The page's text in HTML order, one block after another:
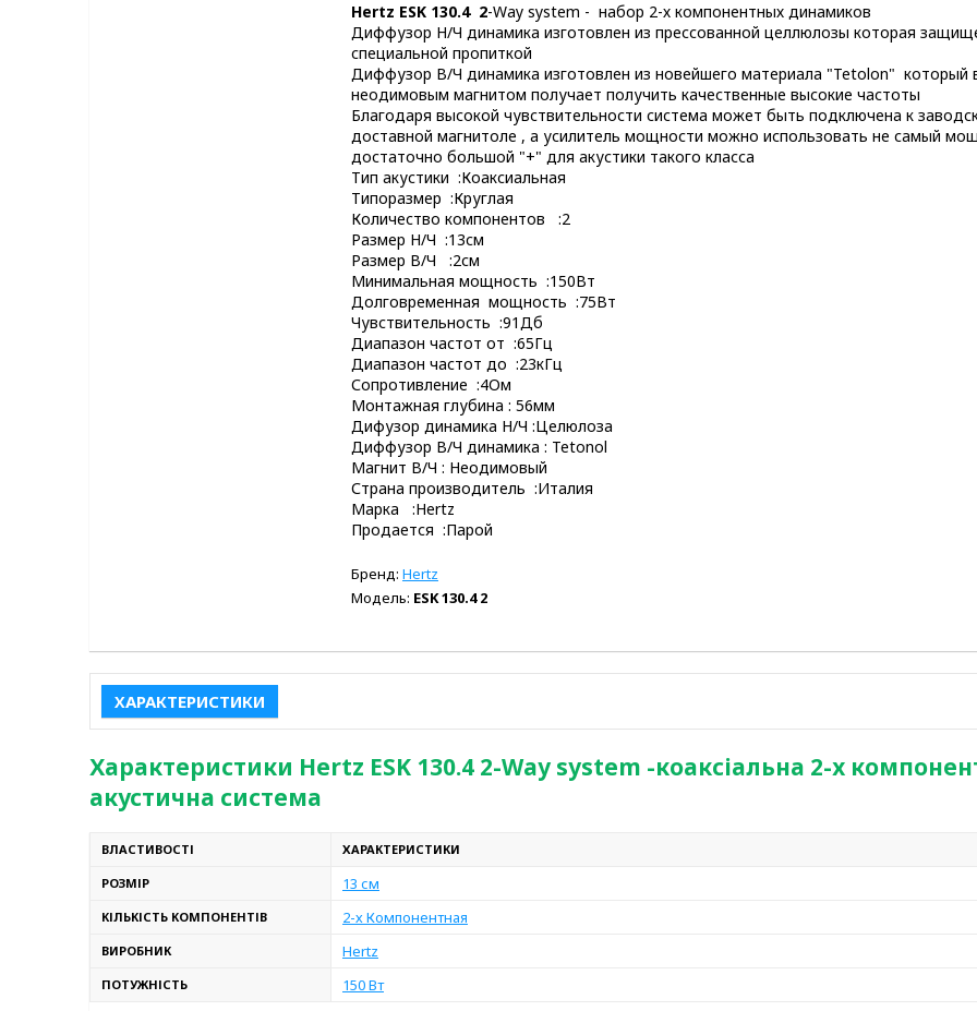
Hertz ESK 130.4 2-Way system - набор 2-х компонентных динамиков
Диффузор Н/Ч динамика изготовлен из прессованной целлюлозы которая
специальной пропиткой
Диффузор В/Ч динамика изготовлен из новейшего материала "Tetolon" который
неодимовым магнитом получает получить качественные высокие частоты
Благодаря высокой чувствительности система может быть подключена к
доставной магнитоле , а усилитель мощности можно использовать не самый
достаточно большой "+" для акустики такого класса
Тип акустики :Коаксиальная
Типоразмер :Круглая
Количество компонентов :2
Размер Н/Ч :13см
Размер В/Ч :2см
Минимальная мощность :150Вт
Долговременная мощность :75Вт
Чувствительность :91Дб
Диапазон частот от :65Гц
Диапазон частот до :23кГц
Сопротивление :4Ом
Монтажная глубина : 56мм
Дифузор динамика Н/Ч :Целюлоза
Диффузор В/Ч динамика : Tetonol
Магнит В/Ч : Неодимовый
Страна производитель :Италия
Марка :Hertz
Продается :Парой
Бренд: Hertz
Модель: ESK 130.4 2
ХАРАКТЕРИСТИКИ
Характеристики Hertz ESK 130.4 2-Way system -коаксіальна 2-х
акустична система
ВЛАСТИВОСТІ ХАРАКТЕРИСТИКИ
РОЗМІР 13 см
КІЛЬКІСТЬ КОМПОНЕНТІВ 2-х Компонентная
ВИРОБНИК Hertz
ПОТУЖНІСТЬ 150 Вт